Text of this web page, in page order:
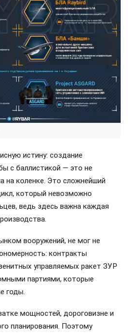
истину: создание
с баллистикой — это не
на коленке. Это сложнейший
который невозможно
ведь здесь важна каждая
вооружений, не мог не
контракты
управляемых ракет ЗУР
партиями, которые
годы.
мощностей, дороговизне и
планирования. Поэтому